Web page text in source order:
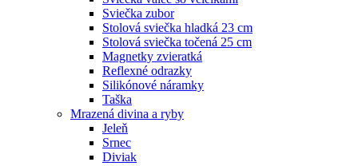
Sviečka zubor
Stolová sviečka hladká 23 cm
Stolová sviečka točená 25 cm
Magnetky zvieratká
Reflexné odrazky
Silikónové náramky
Taška
Mrazená divina a ryby
Jeleň
Srnec
Diviak